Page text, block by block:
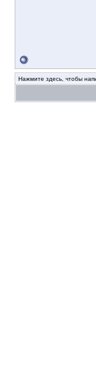
Нажмите здесь, чтобы